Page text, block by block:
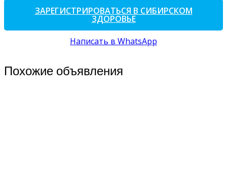
ЗАРЕГИСТРИРОВАТЬСЯ В СИБИРСКОМ
ЗДОРОВЬЕ
Написать в WhatsApp
Похожие объявления